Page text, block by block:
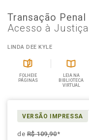
Transação Penal
Acesso à Justiça
LINDA DEE KYLE
FOLHEIE
PÁGINAS
LEIA NA
BIBLIOTECA
VIRTUAL
VERSÃO IMPRESSA
deR$ 109,90*